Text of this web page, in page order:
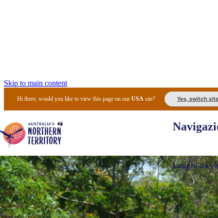
Skip to main content
Hi there, would you like to view this page on ourUSA site? Yes, switch
Luoghi da
I